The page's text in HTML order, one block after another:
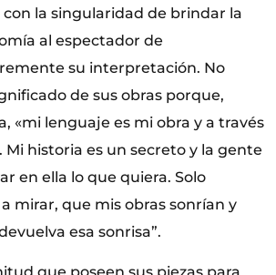
con la singularidad de brindar la
al espectador de
su interpretación. No
de sus obras porque,
«mi lenguaje es mi obra y a través
Mi historia es un secreto y la gente
en ella lo que quiera. Solo
mirar, que mis obras sonrían y
esa sonrisa”.